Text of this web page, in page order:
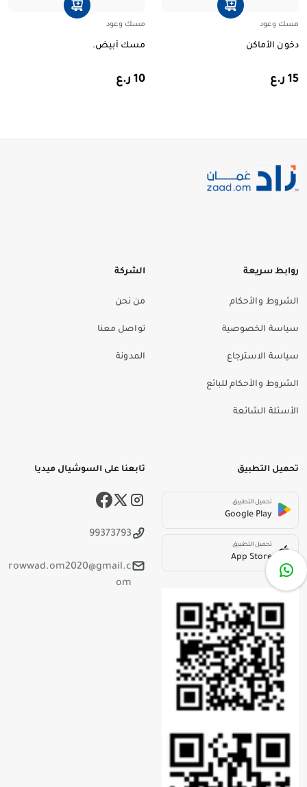
مسك وعود
دخون الأماكن
15 ر.ع
مسك وعود
مسك أبيض.
10 ر.ع
روابط سريعة
الشروط والأحكام
سياسة الخصوصية
سياسة الاسترجاع
الشروط والأحكام للبائع
الأسئلة الشائعة
الشركة
من نحن
تواصل معنا
المدونة
تحميل التطبيق
تحميل التطبيق
Google Play
تحميل التطبيق
App Store
تابعنا على السوشيال ميديا
99373793
rowwad.om2020@gmail.c
om